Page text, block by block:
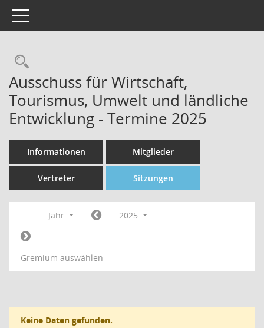
Toggle navigation
Rechercheauswahl
Ausschuss für Wirtschaft,
Tourismus, Umwelt und ländliche
Entwicklung - Termine 2025
Informationen Mitglieder
Vertreter Sitzungen
Jahr 2025
Gremium auswählen
Keine Daten gefunden.